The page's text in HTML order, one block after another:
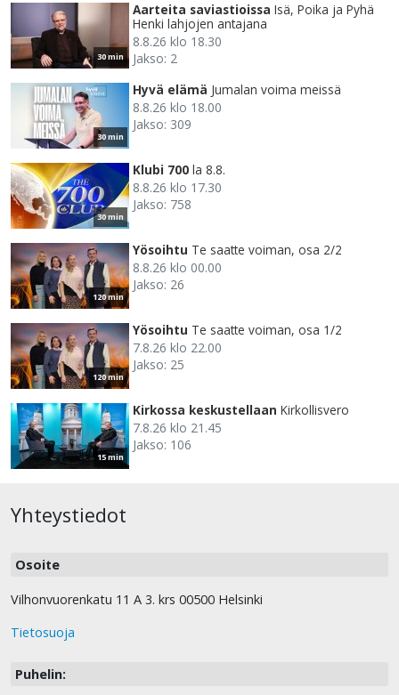
30 min
Aarteita saviastioissa Isä, Poika ja Pyhä
Henki lahjojen antajana
8.8.26 klo 18.30
Jakso: 2
30 min
Hyvä elämä Jumalan voima meissä
8.8.26 klo 18.00
Jakso: 309
30 min
Klubi 700 la 8.8.
8.8.26 klo 17.30
Jakso: 758
120 min
Yösoihtu Te saatte voiman, osa 2/2
8.8.26 klo 00.00
Jakso: 26
120 min
Yösoihtu Te saatte voiman, osa 1/2
7.8.26 klo 22.00
Jakso: 25
15 min
Kirkossa keskustellaan Kirkollisvero
7.8.26 klo 21.45
Jakso: 106
Yhteystiedot
Osoite
Vilhonvuorenkatu 11 A 3. krs 00500 Helsinki
Tietosuoja
Puhelin: